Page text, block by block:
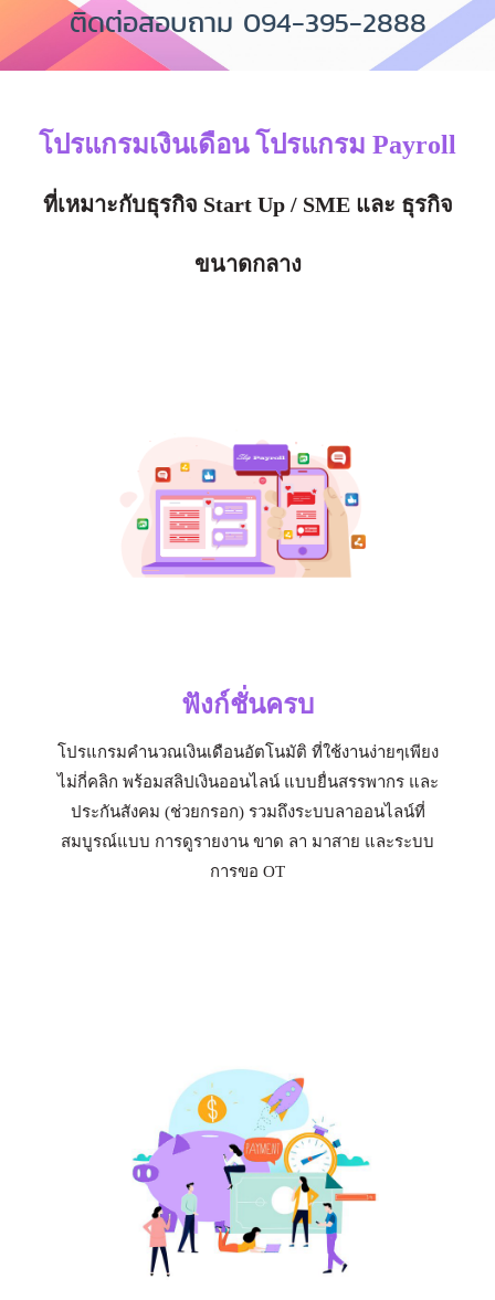
ติดต่อสอบถาม 094-395-2888
โปรแกรมเงินเดือน โปรแกรม Payroll
ที่เหมาะกับธุรกิจ Start Up / SME และ ธุรกิจ
ขนาดกลาง
ฟังก์ชั่นครบ
โปรแกรมคำนวณเงินเดือนอัตโนมัติ ที่ใช้งานง่ายๆเพียง
ไม่กี่คลิก พร้อมสลิปเงินออนไลน์ แบบยื่นสรรพากร และ
ประกันสังคม (ช่วยกรอก) รวมถึงระบบลาออนไลน์ที่
สมบูรณ์แบบ การดูรายงาน ขาด ลา มาสาย และระบบ
การขอ OT